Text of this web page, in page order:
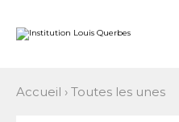
contenu.
Accueil › Toutes les unes